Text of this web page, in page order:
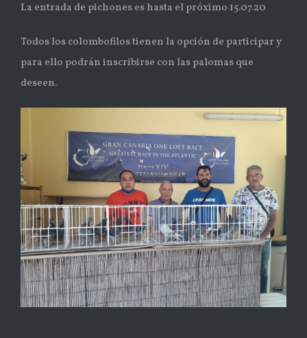
La entrada de pichones es hasta el próximo 15.07.20
Todos los colombofilos tienen la opción de participar y
para ello podrán inscribirse con las palomas que
deseen.